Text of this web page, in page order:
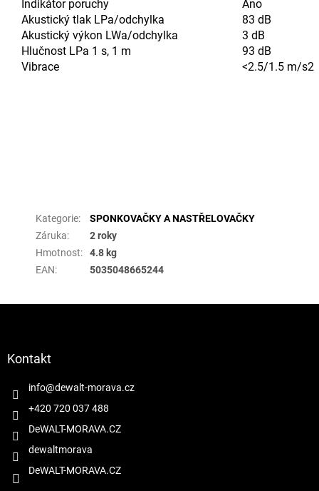
Indikátor poruchy
Ano
Akustický tlak LPa/odchylka
83 dB
Akustický výkon LWa/odchylka
3 dB
Hlučnost LPa 1 s, 1 m
93 dB
Vibrace
<2.5/1.5 m/s2
Kategorie:
SPONKOVAČKY A NASTŘELOVAČKY
Záruka:
2 roky
Hmotnost:
4.8 kg
EAN: 5035048665244
Kontakt
info@dewalt-morava.cz
+420 720 037 488
DeWALT-MORAVA.CZ
dewaltmorava
DeWALT-MORAVA.CZ